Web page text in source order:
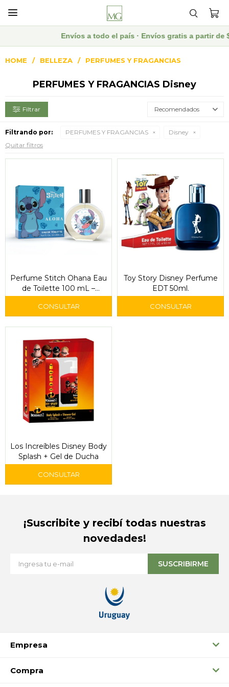

Envíos a todo el país · Envíos gratis a partir de
HOME BELLEZA PERFUMES Y FRAGANCIAS
PERFUMES Y FRAGANCIAS Disney
Recomendados
Filtrando por: PERFUMES Y FRAGANCIAS
Disney
Quitar filtros
Perfume Stitch Ohana Eau
de Toilette 100 mL –
Disney
Toy Story Disney Perfume
EDT 50ml.
Los Increíbles Disney Body
Splash + Gel de Ducha
Empresa
Compra
¡Suscribite y recibí todas nuestras
novedades!
SUSCRIBIRME